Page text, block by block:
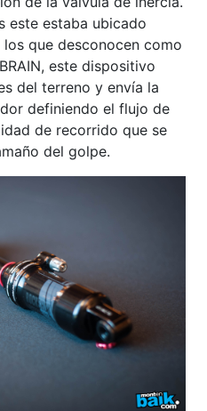
este estaba ubicado
que desconocen como
este dispositivo
del terreno y envía la
definiendo el flujo de
de recorrido que se
del golpe.